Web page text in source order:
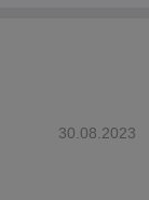
30.08.2023